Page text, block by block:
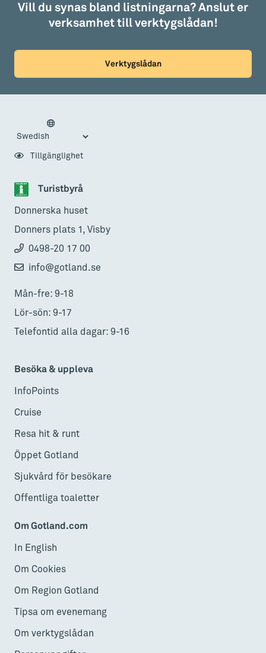
Vill du synas bland listningarna? Anslut er
verksamhet till verktygslådan!
Verktygslådan
Turistbyrå
Donnerska huset
Donners plats 1, Visby
0498-20 17 00
info@gotland.se
Mån-fre: 9-18
Lör-sön: 9-17
Telefontid alla dagar: 9-16
Besöka & uppleva
InfoPoints
Cruise
Resa hit & runt
Öppet Gotland
Sjukvård för besökare
Offentliga toaletter
Om Gotland.com
In English
Om Cookies
Om Region Gotland
Tipsa om evenemang
Om verktygslådan
Tillgänglighet